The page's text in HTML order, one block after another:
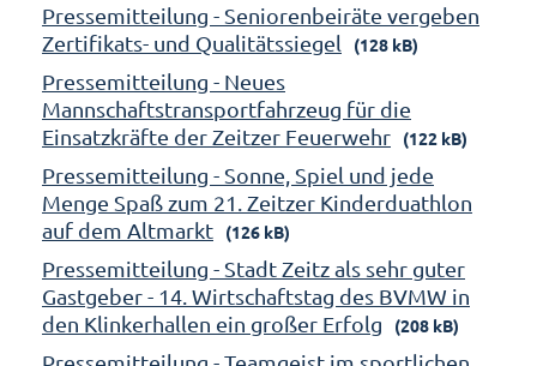
Pressemitteilung - Seniorenbeiräte vergeben
Zertifikats- und Qualitätssiegel
(128 kB)
Pressemitteilung - Neues
Mannschaftstransportfahrzeug für die
Einsatzkräfte der Zeitzer Feuerwehr
(122 kB)
Pressemitteilung - Sonne, Spiel und jede
Menge Spaß zum 21. Zeitzer Kinderduathlon
auf dem Altmarkt
(126 kB)
Pressemitteilung - Stadt Zeitz als sehr guter
Gastgeber - 14. Wirtschaftstag des BVMW in
den Klinkerhallen ein großer Erfolg
(208 kB)